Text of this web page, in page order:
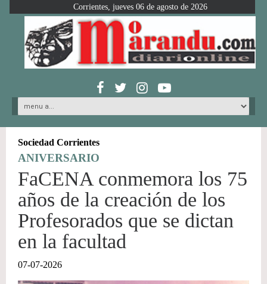
Corrientes, jueves 06 de agosto de 2026
Sociedad Corrientes
ANIVERSARIO
FaCENA conmemora los 75
años de la creación de los
Profesorados que se dictan
en la facultad
07-07-2026